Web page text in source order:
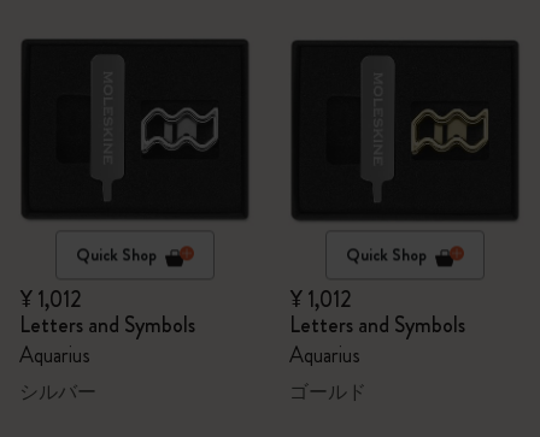
Quick Shop
¥ 1,012
Letters and Symbols
Aquarius
シルバー
Quick Shop
¥ 1,012
Letters and Symbols
Aquarius
ゴールド